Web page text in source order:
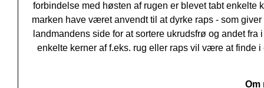
forbindelse med høsten af rugen er blevet tabt enkelte
marken have været anvendt til at dyrke raps - som
landmandens side for at sortere ukrudsfrø og andet
enkelte kerner af f.eks. rug eller raps vil være at
Om